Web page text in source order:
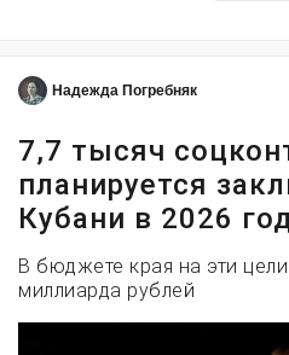
Надежда Погребняк
7,7 тысяч
планируется
Кубани в 2026
В бюджете края на эти
миллиарда рублей